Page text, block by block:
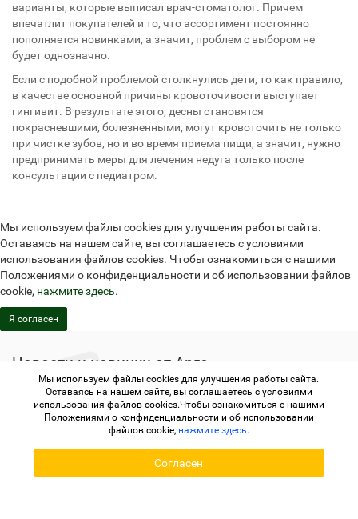
варианты, которые выписал врач-стоматолог. Причем
впечатлит покупателей и то, что ассортимент постоянно
пополняется новинками, а значит, проблем с выбором не
будет однозначно.
Если с подобной проблемой столкнулись дети, то как правило,
в качестве основной причины кровоточивости выступает
гингивит. В результате этого, десны становятся
покрасневшими, болезненными, могут кровоточить не только
при чистке зубов, но и во время приема пищи, а значит, нужно
предпринимать меры для лечения недуга только после
консультации с педиатром.
Мы используем файлы cookies для улучшения работы сайта.
Оставаясь на нашем сайте, вы соглашаетесь с условиями
использования файлов cookies. Чтобы ознакомиться с нашими
Положениями о конфиденциальности и об использовании файлов
cookie, нажмите здесь.
Я согласен
Новости и новинки от Арго
Свежая продукция и новости на ваш E-Mail
Подписаться
Не является публичной офертой
Мы используем файлы cookies для улучшения работы сайта.
Оставаясь на нашем сайте, вы соглашаетесь с условиями
использования файлов cookies.Чтобы ознакомиться с нашими
Положениями о конфиденциальности и об использовании
файлов cookie, нажмите здесь.
Согласен